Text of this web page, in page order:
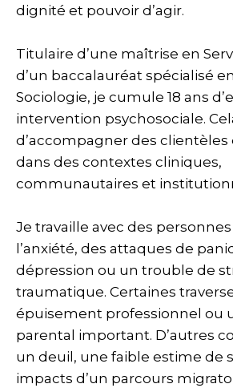
dignité et pouvoir d’agir.
Titulaire d’une maîtrise en
d’un baccalauréat spécialisé
Sociologie, je cumule 18 ans
intervention psychosociale.
d’accompagner des clientèles
dans des contextes cliniques,
communautaires et
Je travaille avec des
l’anxiété, des attaques de
dépression ou un trouble de
traumatique. Certaines
épuisement professionnel ou
parental important. D’autres
un deuil, une faible estime de
impacts d’un parcours